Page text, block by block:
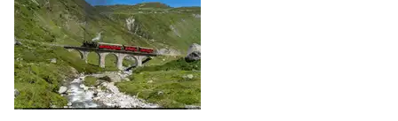
Tmh 2/2
E-Loks | Zahnrad
HGe 4/4